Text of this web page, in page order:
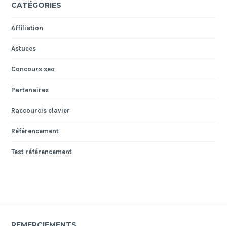
CATÉGORIES
Affiliation
Astuces
Concours seo
Partenaires
Raccourcis clavier
Référencement
Test référencement